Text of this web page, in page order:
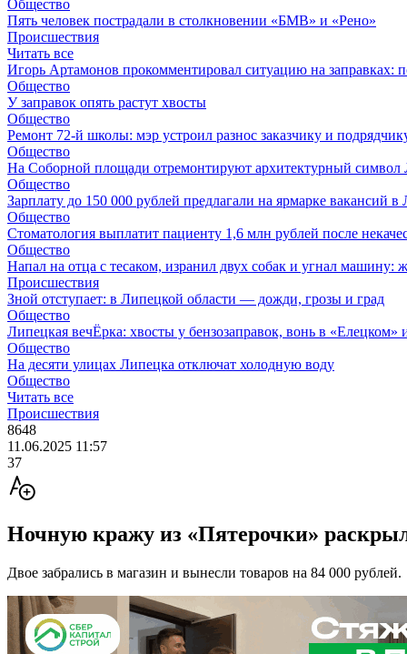
Общество
Пять человек пострадали в столкновении «БМВ» и «Рено»
Происшествия
Читать все
Игорь Артамонов прокомментировал ситуацию на заправках:
Общество
У заправок опять растут хвосты
Общество
Ремонт 72‑й школы: мэр устроил разнос заказчику и
Общество
На Соборной площади отремонтируют архитектурный символ
Общество
Зарплату до 150 000 рублей предлагали на ярмарке вакансий в
Общество
Стоматология выплатит пациенту 1,6 млн рублей после
Общество
Напал на отца с тесаком, изранил двух собак и угнал машину:
Происшествия
Зной отступает: в Липецкой области — дожди, грозы и град
Общество
Липецкая вечЁрка: хвосты у бензозаправок, вонь в «Елецком»
Общество
На десяти улицах Липецка отключат холодную воду
Общество
Читать все
Происшествия
8648
11.06.2025 11:57
37
Ночную кражу из «Пятерочки»
Двое забрались в магазин и вынесли товаров на 84 000 рублей.